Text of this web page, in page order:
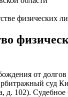
физических
от
суд
д. 102). Судебное